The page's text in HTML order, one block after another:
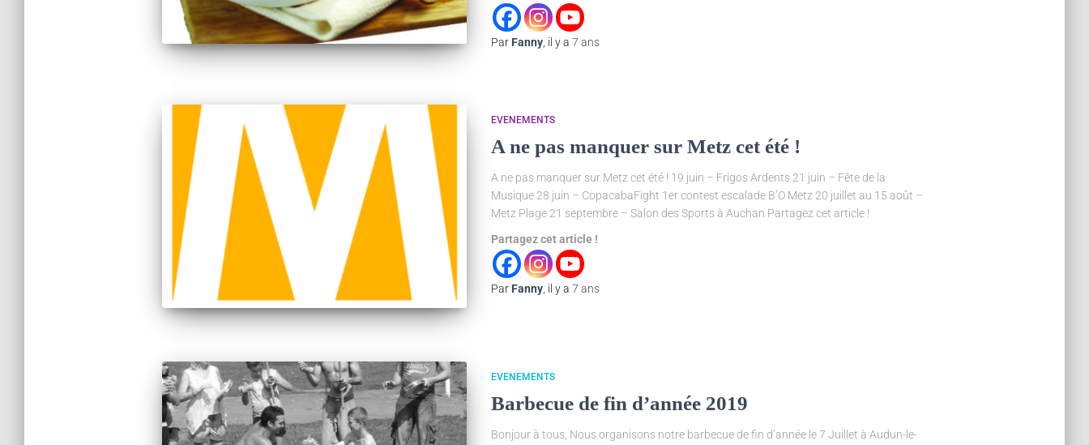
Par Fanny, il y a 7 ans
EVENEMENTS
A ne pas manquer sur Metz cet été !
A ne pas manquer sur Metz cet été ! 19 juin – Frigos Ardents 21 juin – Fête de la
Musique 28 juin – CopacabaFight 1er contest escalade B’O Metz 20 juillet au 15 août –
Metz Plage 21 septembre – Salon des Sports à Auchan Partagez cet article !
Partagez cet article !
Par Fanny, il y a 7 ans
EVENEMENTS
Barbecue de fin d’année 2019
Bonjour à tous, Nous organisons notre barbecue de fin d’année le 7 Juillet à Audun-le-